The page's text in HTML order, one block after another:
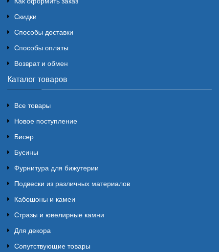
Скидки
Способы доставки
Способы оплаты
Возврат и обмен
Каталог товаров
Все товары
Новое поступление
Бисер
Бусины
Фурнитура для бижутерии
Подвески из различных материалов
Кабошоны и камеи
Стразы и ювелирные камни
Для декора
Сопутствующие товары